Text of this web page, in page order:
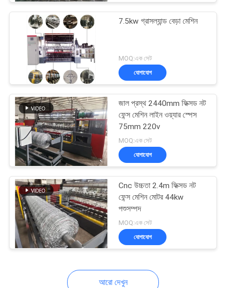
ঝালাই তারের জাল মেশিন
ইস্পাত গ্রেটিং ওয়েল্ডিং
মেশিন
8
রেজার কাঁটাতারের যন্ত্র
7.5kw গ্রাসল্যান্ড বেড়া মেশিন
MOQ:এক সেট
যোগাযোগ
জাল প্রস্থ 2440mm ফিক্সড নট
ফেন্স মেশিন লাইন ওয়্যার স্পেস
75mm 220v
MOQ:এক সেট
যোগাযোগ
Cnc উচ্চতা 2.4m ফিক্সড নট
ফেন্স মেশিন মোটর 44kw
পশুসম্পদ
MOQ:এক সেট
যোগাযোগ
আরো দেখুন